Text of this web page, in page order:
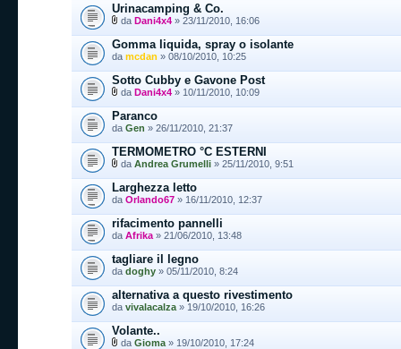
Urinacamping & Co.
da Dani4x4 » 23/11/2010, 16:06
Gomma liquida, spray o isolante
da mcdan » 08/10/2010, 10:25
Sotto Cubby e Gavone Post
da Dani4x4 » 10/11/2010, 10:09
Paranco
da Gen » 26/11/2010, 21:37
TERMOMETRO °C ESTERNI
da Andrea Grumelli » 25/11/2010, 9:51
Larghezza letto
da Orlando67 » 16/11/2010, 12:37
rifacimento pannelli
da Afrika » 21/06/2010, 13:48
tagliare il legno
da doghy » 05/11/2010, 8:24
alternativa a questo rivestimento
da vivalacalza » 19/10/2010, 16:26
Volante..
da Gioma » 19/10/2010, 17:24